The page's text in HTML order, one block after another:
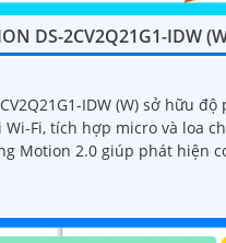
DS-2CV2Q21G1-IDW
IDW (W) sở hữu
Wi-Fi, tích hợp micro và loa